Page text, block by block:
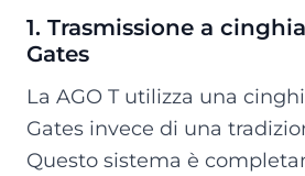
1. Trasmissione a
Gates
La AGO T utilizza una
Gates invece di una
Questo sistema è